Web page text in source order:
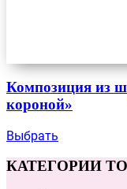
Композиция из
короной»
Выбрать
КАТЕГОРИИ